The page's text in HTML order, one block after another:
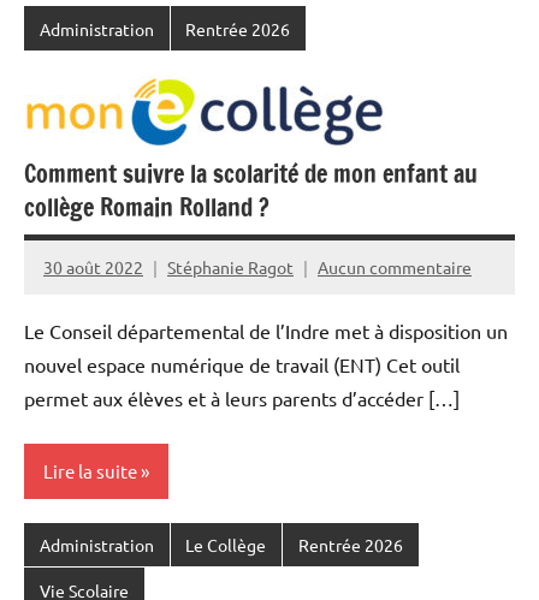
Administration Rentrée 2026
Comment suivre la scolarité de mon enfant au
collège Romain Rolland ?
30 août 2022 Stéphanie Ragot Aucun commentaire
Le Conseil départemental de l’Indre met à disposition un
nouvel espace numérique de travail (ENT) Cet outil
permet aux élèves et à leurs parents d’accéder […]
Lire la suite
Administration Le Collège Rentrée 2026
Vie Scolaire